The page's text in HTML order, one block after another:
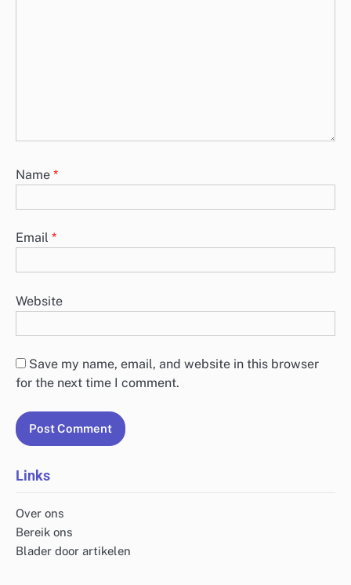
Name *
Email *
Website
Save my name, email, and website in this browser
for the next time I comment.
Links
Over ons
Bereik ons
Blader door artikelen